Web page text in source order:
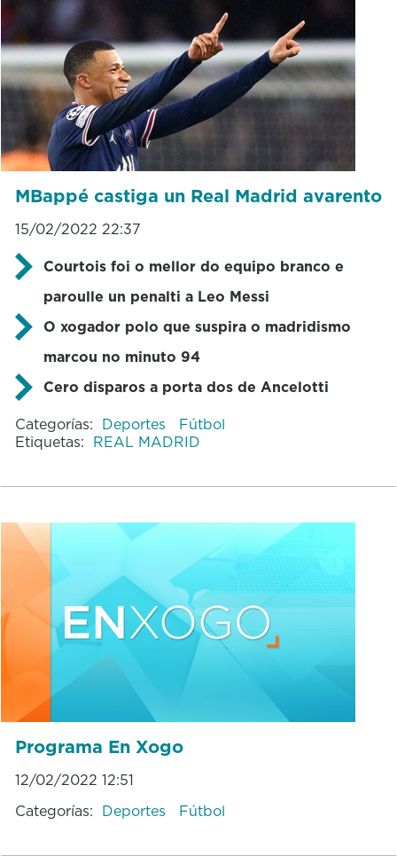
MBappé castiga un Real Madrid avarento
15/02/2022 22:37
Courtois foi o mellor do equipo branco e
paroulle un penalti a Leo Messi
O xogador polo que suspira o madridismo
marcou no minuto 94
Cero disparos a porta dos de Ancelotti
Categorías: Deportes
Fútbol
Etiquetas: REAL MADRID
Programa En Xogo
12/02/2022 12:51
Categorías: Deportes Fútbol